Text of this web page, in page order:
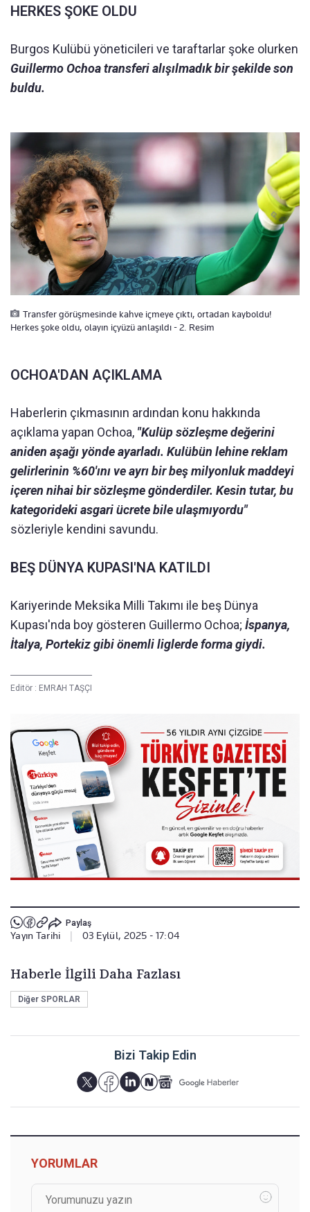
HERKES ŞOKE OLDU
Burgos Kulübü yöneticileri ve taraftarlar şoke olurken
Guillermo Ochoa transferi alışılmadık bir şekilde son
buldu.
Transfer görüşmesinde kahve içmeye çıktı, ortadan kayboldu!
Herkes şoke oldu, olayın içyüzü anlaşıldı - 2. Resim
OCHOA'DAN AÇIKLAMA
Haberlerin çıkmasının ardından konu hakkında
açıklama yapan Ochoa, "Kulüp sözleşme değerini
aniden aşağı yönde ayarladı. Kulübün lehine reklam
gelirlerinin %60'ını ve ayrı bir beş milyonluk maddeyi
içeren nihai bir sözleşme gönderdiler. Kesin tutar, bu
kategorideki asgari ücrete bile ulaşmıyordu"
sözleriyle kendini savundu.
BEŞ DÜNYA KUPASI'NA KATILDI
Kariyerinde Meksika Milli Takımı ile beş Dünya
Kupası'nda boy gösteren Guillermo Ochoa; İspanya,
İtalya, Portekiz gibi önemli liglerde forma giydi.
Editör : EMRAH TAŞÇI
Paylaş
Yayın Tarihi 03 Eylül, 2025 - 17:04
Haberle İlgili Daha Fazlası
Diğer SPORLAR
Bizi Takip Edin
YORUMLAR